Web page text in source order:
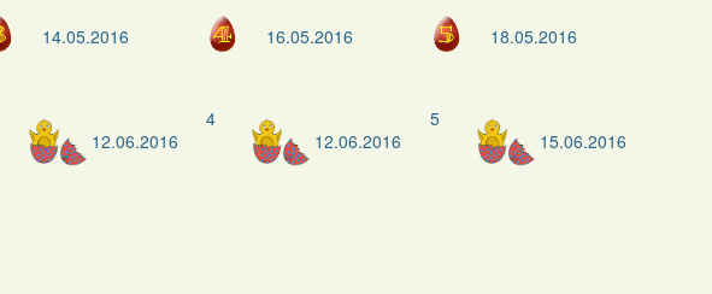
14.05.2016 16.05.2016 18.05.2016
12.06.2016
4
12.06.2016
5
15.06.2016